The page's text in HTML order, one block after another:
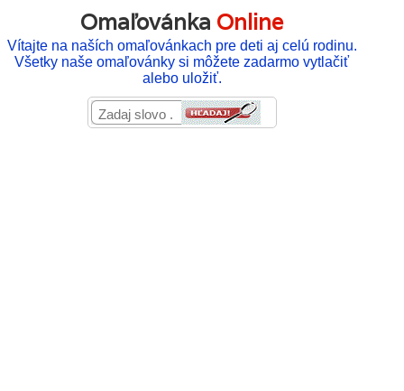
Omaľovánka Online
Vítajte na naších omaľovánkach pre deti aj celú rodinu.
Všetky naše omaľovánky si môžete zadarmo vytlačiť
alebo uložiť.